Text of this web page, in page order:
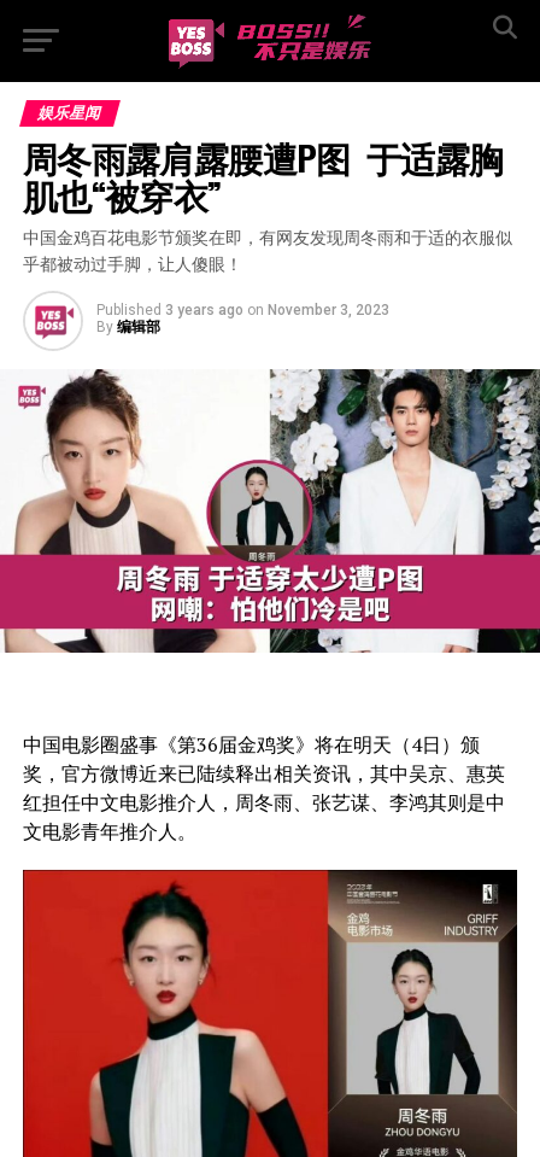
娱乐星闻
周冬雨露肩露腰遭P图  于适露胸
肌也“被穿衣”
中国金鸡百花电影节颁奖在即，有网友发现周冬雨和于适的衣服似
乎都被动过手脚，让人傻眼！
Published 3 years ago on November 3, 2023
By 编辑部
中国电影圈盛事《第36届金鸡奖》将在明天（4日）颁
奖，官方微博近来已陆续释出相关资讯，其中吴京、惠英
红担任中文电影推介人，周冬雨、张艺谋、李鸿其则是中
文电影青年推介人。